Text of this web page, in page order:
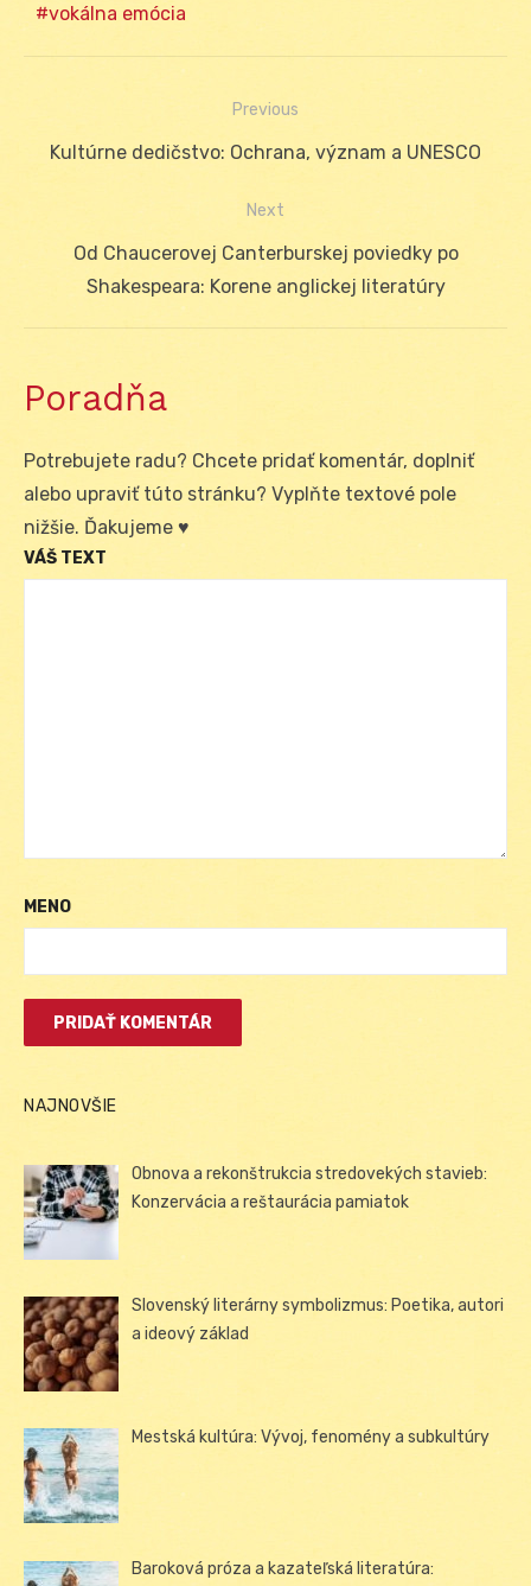
vokálna emócia
Navigácia
Previous
Previous
Kultúrne dedičstvo: Ochrana, význam a UNESCO
Next
NextOd Chaucerovej Canterburskej poviedky po
Shakespeara: Korene anglickej literatúry
Poradňa
Potrebujete radu? Chcete pridať komentár, doplniť
alebo upraviť túto stránku? Vyplňte textové pole
nižšie. Ďakujeme ♥
VÁŠ TEXT
MENO
NAJNOVŠIE
Obnova a rekonštrukcia stredovekých stavieb:
Konzervácia a reštaurácia pamiatok
Slovenský literárny symbolizmus: Poetika, autori
a ideový základ
Mestská kultúra: Vývoj, fenomény a subkultúry
Baroková próza a kazateľská literatúra: